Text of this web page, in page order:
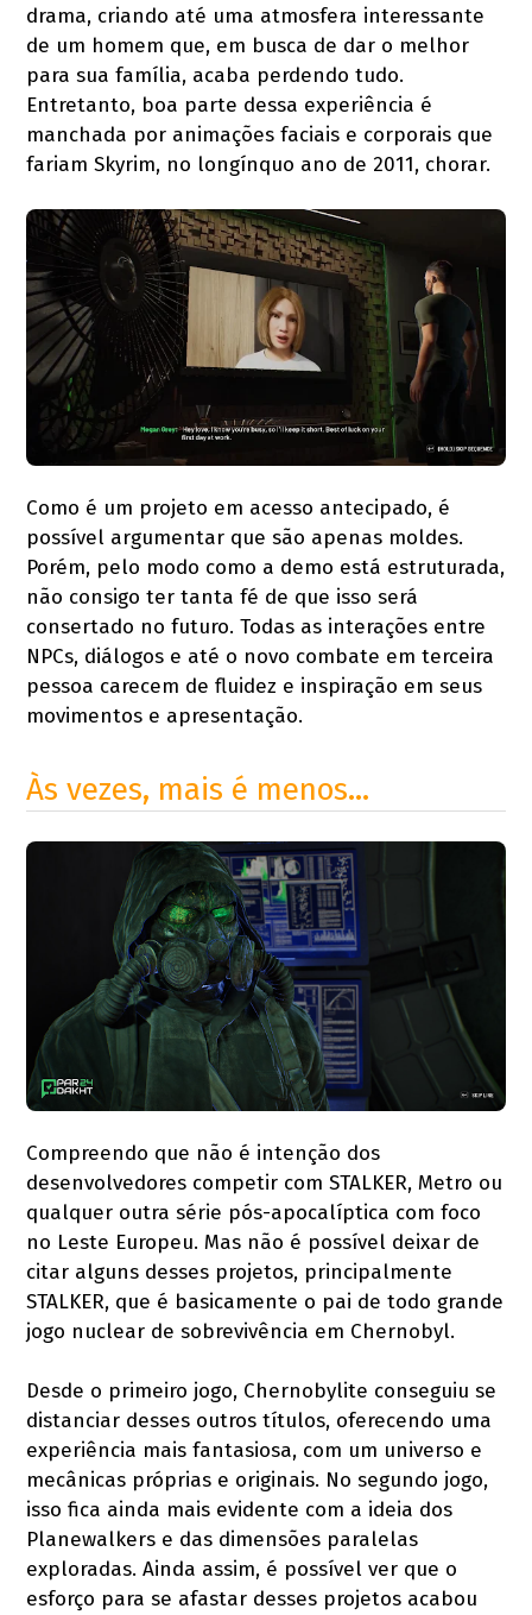
drama, criando até uma atmosfera interessante
de um homem que, em busca de dar o melhor
para sua família, acaba perdendo tudo.
Entretanto, boa parte dessa experiência é
manchada por animações faciais e corporais que
fariam Skyrim, no longínquo ano de 2011, chorar.
Como é um projeto em acesso antecipado, é
possível argumentar que são apenas moldes.
Porém, pelo modo como a demo está estruturada,
não consigo ter tanta fé de que isso será
consertado no futuro. Todas as interações entre
NPCs, diálogos e até o novo combate em terceira
pessoa carecem de fluidez e inspiração em seus
movimentos e apresentação.
Às vezes, mais é menos…
Compreendo que não é intenção dos
desenvolvedores competir com STALKER, Metro ou
qualquer outra série pós-apocalíptica com foco
no Leste Europeu. Mas não é possível deixar de
citar alguns desses projetos, principalmente
STALKER, que é basicamente o pai de todo grande
jogo nuclear de sobrevivência em Chernobyl.
Desde o primeiro jogo, Chernobylite conseguiu se
distanciar desses outros títulos, oferecendo uma
experiência mais fantasiosa, com um universo e
mecânicas próprias e originais. No segundo jogo,
isso fica ainda mais evidente com a ideia dos
Planewalkers e das dimensões paralelas
exploradas. Ainda assim, é possível ver que o
esforço para se afastar desses projetos acabou